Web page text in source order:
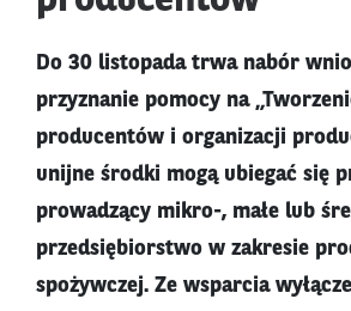
Do 30 listopada trwa nabór
przyznanie pomocy na
producentów i organizacji
unijne środki mogą ubiegać się
prowadzący mikro-, małe lub
przedsiębiorstwo w zakresie
spożywczej. Ze wsparcia